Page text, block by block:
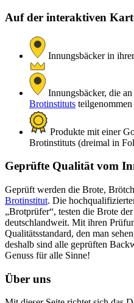
Auf der interaktiven
Innungsbäcker in
Innungsbäcker, die
Brotinstituts teilgenommen
Produkte mit einer
Brotinstituts (dreimal in
Geprüfte Qualität vom
Geprüft werden die Brote,
Brotinstitut. Die
„Brotprüfer“, testen die Brote
deutschlandweit. Mit ihren
Qualitätsstandard, den man
deshalb sind alle geprüften
Genuss für alle Sinne!
Über uns